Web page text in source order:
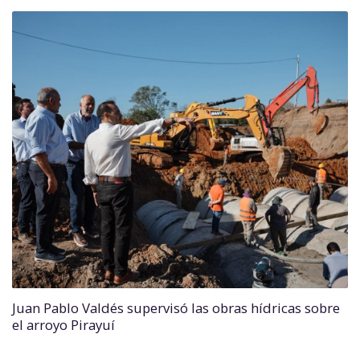
Juan Pablo Valdés supervisó las obras hídricas sobre
el arroyo Pirayuí